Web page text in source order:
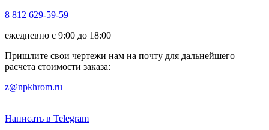
8 812 629-59-59
ежедневно с 9:00 до 18:00
Пришлите свои чертежи нам на почту для дальнейшего
расчета стоимости заказа:
z@npkhrom.ru
Написать в Telegram